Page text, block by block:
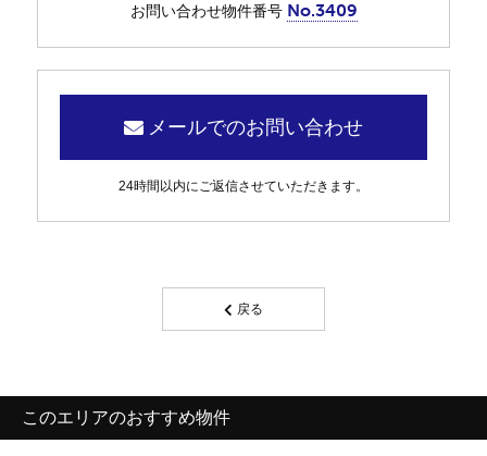
お問い合わせ物件番号 No.3409
メールでのお問い合わせ
24時間以内にご返信させていただきます。
戻る
このエリアのおすすめ物件